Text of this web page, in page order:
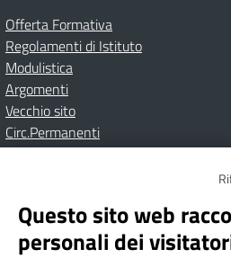
Offerta Formativa
Regolamenti di Istituto
Modulistica
Argomenti
Vecchio sito
Circ.Permanenti
Albo
Dichiarazione di accessibilità
Questo sito web
personali dei